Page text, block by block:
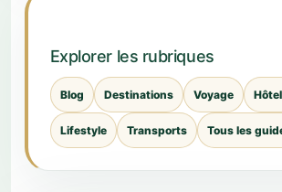
Explorer les rubriques
Blog Destinations Voyage
Lifestyle Transports Tous les